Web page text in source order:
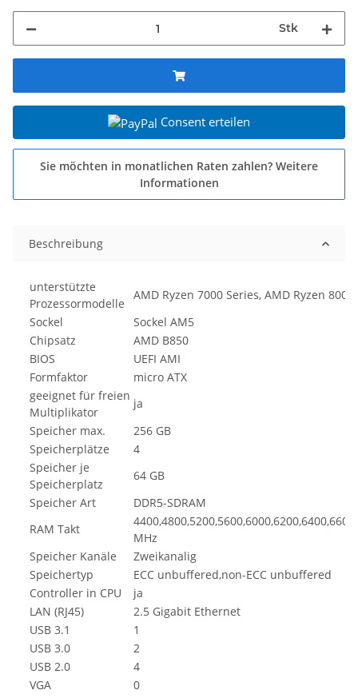
Stk
Consent erteilen
Sie möchten in monatlichen Raten zahlen? Weitere
Informationen
Beschreibung
unterstützte
Prozessormodelle
AMD Ryzen 7000 Series, AMD Ryzen
Sockel
Sockel AM5
Chipsatz
AMD B850
BIOS
UEFI AMI
Formfaktor
micro ATX
geeignet für freien
Multiplikator
ja
Speicher max.
256 GB
Speicherplätze
4
Speicher je
Speicherplatz
64 GB
Speicher Art
DDR5-SDRAM
RAM Takt
MHz
Speicher Kanäle
Zweikanalig
Speichertyp
ECC unbuffered,non-ECC unbuffered
Controller in CPU
ja
LAN (RJ45)
2.5 Gigabit Ethernet
USB 3.1
1
USB 3.0
2
USB 2.0
4
VGA
0